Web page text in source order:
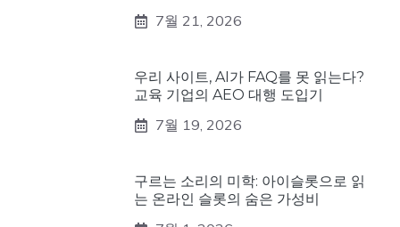
7월 21, 2026
우리 사이트, AI가 FAQ를 못 읽는다?
교육 기업의 AEO 대행 도입기
7월 19, 2026
구르는 소리의 미학: 아이슬롯으로 읽
는 온라인 슬롯의 숨은 가성비